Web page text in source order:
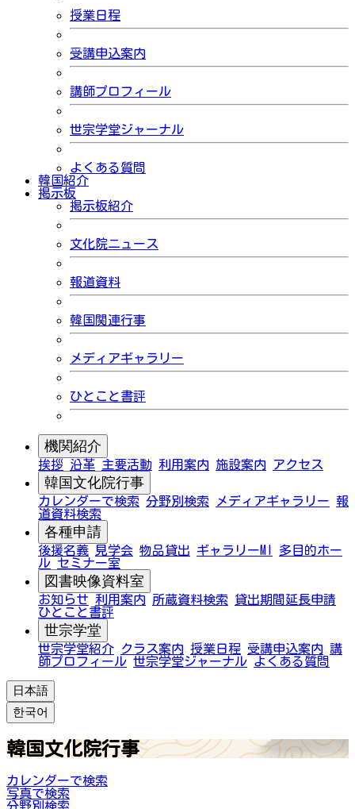
授業日程
受講申込案内
講師プロフィール
世宗学堂ジャーナル
よくある質問
韓国紹介
掲示板
掲示板紹介
文化院ニュース
報道資料
韓国関連行事
メディアギャラリー
ひとこと書評
機関紹介
挨拶 沿革 主要活動 利用案内 施設案内 アクセス
韓国文化院行事
カレンダーで検索 分野別検索 メディアギャラリー 報
道資料検索
各種申請
後援名義 見学会 物品貸出 ギャラリーMI
多目的ホー
ル セミナー室
図書映像資料室
お知らせ 利用案内 所蔵資料検索
貸出期間延長申請
ひとこと書評
世宗学堂
世宗学堂紹介 クラス案内 授業日程 受講申込案内 講
師プロフィール 世宗学堂ジャーナル よくある質問
日本語
한국어
韓国文化院行事
カレンダーで検索
写真で検索
分野別検索